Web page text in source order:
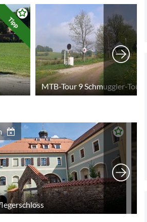
Tipp
MTB-Tour 9 Schmuggler-Tour